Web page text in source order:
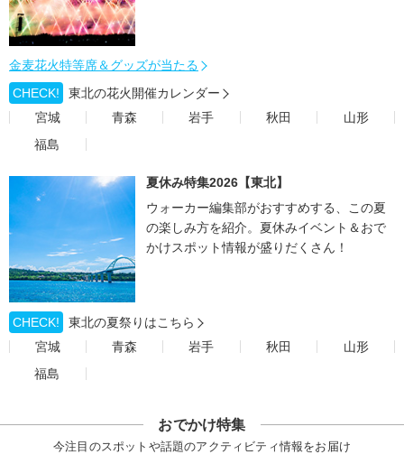
金麦花火特等席＆グッズが当たる
CHECK!
東北の花火開催カレンダー
宮城
青森 岩手 秋田
山形
福島
夏休み特集2026【東北】
ウォーカー編集部がおすすめする、この夏
の楽しみ方を紹介。夏休みイベント＆おで
かけスポット情報が盛りだくさん！
CHECK!
東北の夏祭りはこちら
宮城
青森 岩手 秋田
山形
福島
おでかけ特集
今注目のスポットや話題のアクティビティ情報をお届け